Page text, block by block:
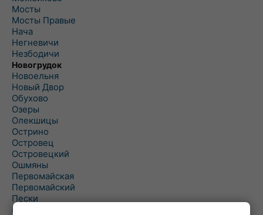
Мосты
Мосты Правые
Нача
Негневичи
Незбодичи
Новогрудок
Новоельня
Новый Двор
Обухово
Озеры
Олекшицы
Острино
Островец
Островецкий
Ошмяны
Первомайская
Первомайский
Пески
Петревичи